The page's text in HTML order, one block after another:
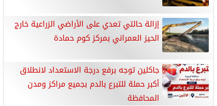
إزالة حالتي تعدي على الأراضي الزراعية خارج
الحيز العمراني بمركز كوم حمادة
جاكلين توجه برفع درجة الاستعداد لانطلاق
أكبر حملة للتبرع بالدم بجميع مراكز ومدن
المحافظة